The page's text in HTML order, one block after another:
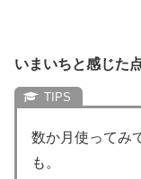
いまいちと感じた
数か月使ってみ
も。